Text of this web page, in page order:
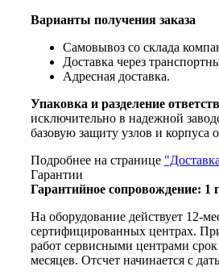
Варианты получения заказа
Самовывоз со склада
Доставка через
Адресная доставка.
Упаковка и разделение
исключительно в надежной
базовую защиту узлов и корпуса
Подробнее на странице
Гарантии
Гарантийное сопровождение: 1
На оборудование действует 12-
сертифицированных центрах.
работ сервисными центрами
месяцев. Отсчет начинается с